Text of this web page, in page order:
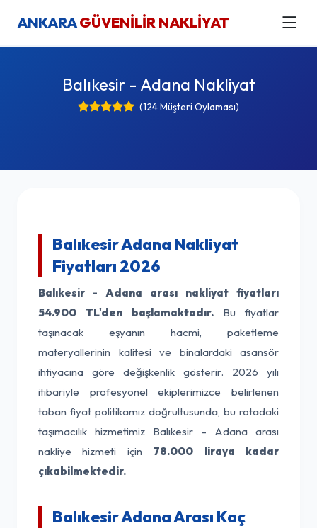
ANKARAGÜVENİLİR NAKLİYAT
Balıkesir - Adana Nakliyat
(124 Müşteri Oylaması)
Balıkesir Adana Nakliyat
Fiyatları 2026
Balıkesir - Adana arası nakliyat fiyatları
54.900 TL'den başlamaktadır. Bu fiyatlar
taşınacak eşyanın hacmi, paketleme
materyallerinin kalitesi ve binalardaki asansör
ihtiyacına göre değişkenlik gösterir. 2026 yılı
itibariyle profesyonel ekiplerimizce belirlenen
taban fiyat politikamız doğrultusunda, bu rotadaki
taşımacılık hizmetimiz Balıkesir - Adana arası
nakliye hizmeti için 78.000 liraya kadar
çıkabilmektedir.
Balıkesir Adana Arası Kaç